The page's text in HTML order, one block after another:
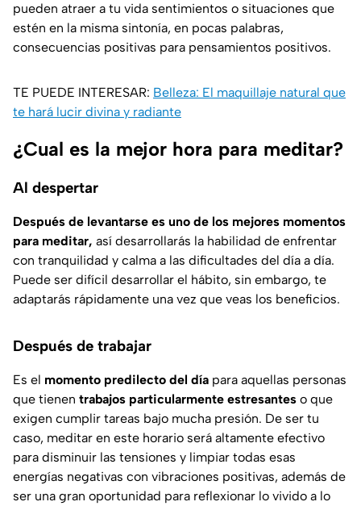
pueden atraer a tu vida sentimientos o situaciones que
estén en la misma sintonía, en pocas palabras,
consecuencias positivas para pensamientos positivos.
TE PUEDE INTERESAR: Belleza: El maquillaje natural que
te hará lucir divina y radiante
¿Cual es la mejor hora para meditar?
Al despertar
Después de levantarse es uno de los mejores momentos
para meditar, así desarrollarás la habilidad de enfrentar
con tranquilidad y calma a las dificultades del día a día.
Puede ser difícil desarrollar el hábito, sin embargo, te
adaptarás rápidamente una vez que veas los beneficios.
Después de trabajar
Es el momento predilecto del día para aquellas personas
que tienen trabajos particularmente estresantes o que
exigen cumplir tareas bajo mucha presión. De ser tu
caso, meditar en este horario será altamente efectivo
para disminuir las tensiones y limpiar todas esas
energías negativas con vibraciones positivas, además de
ser una gran oportunidad para reflexionar lo vivido a lo